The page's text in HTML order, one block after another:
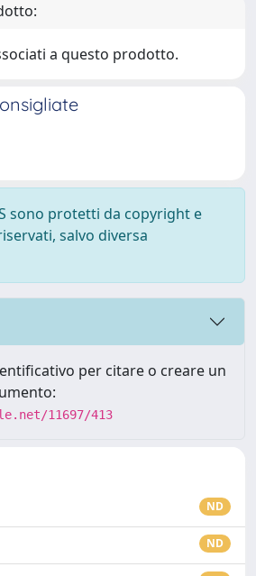
a questo prodotto.
sono protetti da copyright e
salvo diversa
per citare o creare un
11697/413
ND
ND